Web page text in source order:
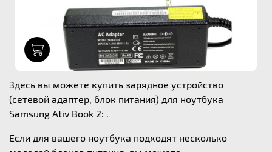
Здесь вы можете купить зарядное устройство
(сетевой адаптер, блок питания) для ноутбука
Samsung Ativ Book 2: .
Если для вашего ноутбука подходят несколько